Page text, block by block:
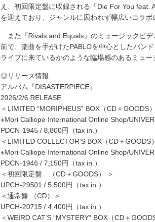
え、初回限定盤に収録される「Die For You feat.
を迎えており、ジャンルに囚われず幅広いコラボ
また「Rivals and Equals」のミュージックビ
前で、楽曲を手がけたPABLOを中心としたバン
ライブに来ているかのような臨場感のあるミュー
◎リリース情報
アルバム『DISASTERPIECE』
2026/2/6 RELEASE
＜LIMITED “MORIPHEUS” BOX（CD＋GOODS
※Mori Calliope International Online Shop/
PDCN-1945 / 8,800円（tax in.）
＜LIMITED COLLECTOR’S BOX（CD＋GOODS
※Mori Calliope International Online Shop/
PDCN-1946 / 7,150円（tax in.）
＜初回限定盤 （CD＋GOODS） ＞
UPCH-29501 / 5,500円（tax in.）
＜通常盤 （CD）＞
UPCH-20715 / 4,400円（tax in.）
＜WEIRD CAT’S “MYSTERY“ BOX（CD＋